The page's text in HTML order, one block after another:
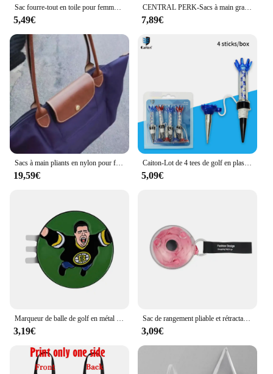
Sac fourre-tout en toile pour femme, sacs à main Harajuku pour femme, sacs à provisions réutilisables, cadeau Thank You Nounou, initié à l'impression française
5,49€
CENTRAL PERK-Sacs à main graphiques pour femmes, fourre-tout en toile, sac imprimé Friends TV Show, mode initiée
7,89€
Sacs à main pliants en nylon pour femmes, grande capacité, sac fourre-tout classique, sac initié décontracté, mode de créateur, haute qualité, notifications, nouveau
19,59€
Caiton-Lot de 4 tees de golf en plastique colorés, 80mm, 3,15 pouces, durables et adaptés à tous les terrains, coffret cadeau exquis
5,09€
Marqueur de balle de golf en métal amusant, échelle de niveau à bulle, clip de chapeau, accessoire de terrain de golf, "You're In My World Now, Grandma", nouveauté
3,19€
Sac de rangement pliable et rétractable pour supermarché, en poudre, réutilisable, portable, ultra-spirit
3,09€